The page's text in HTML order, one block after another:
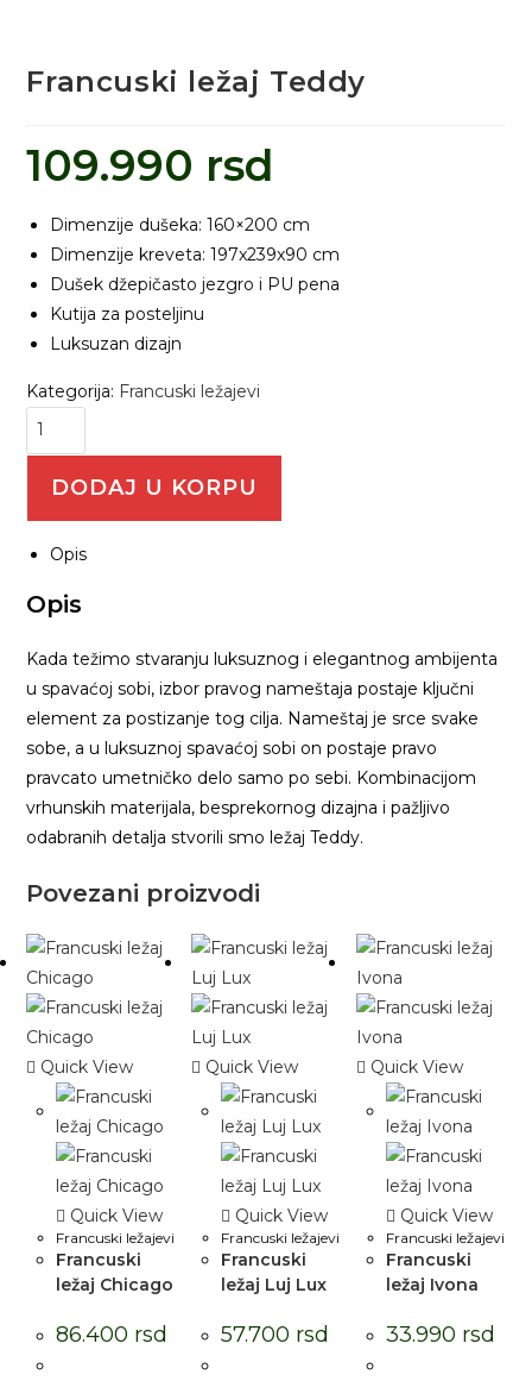
Francuski ležaj Teddy
109.990 rsd
Dimenzije dušeka: 160×200 cm
Dimenzije kreveta: 197x239x90 cm
Dušek džepičasto jezgro i PU pena
Kutija za posteljinu
Luksuzan dizajn
Kategorija: Francuski ležajevi
DODAJ U KORPU
Opis
Opis
Kada težimo stvaranju luksuznog i elegantnog ambijenta
u spavaćoj sobi, izbor pravog nameštaja postaje ključni
element za postizanje tog cilja. Nameštaj je srce svake
sobe, a u luksuznoj spavaćoj sobi on postaje pravo
pravcato umetničko delo samo po sebi. Kombinacijom
vrhunskih materijala, besprekornog dizajna i pažljivo
odabranih detalja stvorili smo ležaj Teddy.
Povezani proizvodi
Quick View
Quick View
Francuski ležajevi
Francuski
ležaj Chicago
86.400 rsd
Quick View
Quick View
Francuski ležajevi
Francuski
ležaj Luj Lux
57.700 rsd
Quick View
Quick View
Francuski ležajevi
Francuski
ležaj Ivona
33.990 rsd